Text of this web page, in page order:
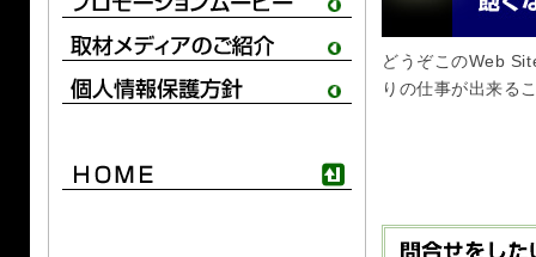
どうぞこのWeb
りの仕事が出来る